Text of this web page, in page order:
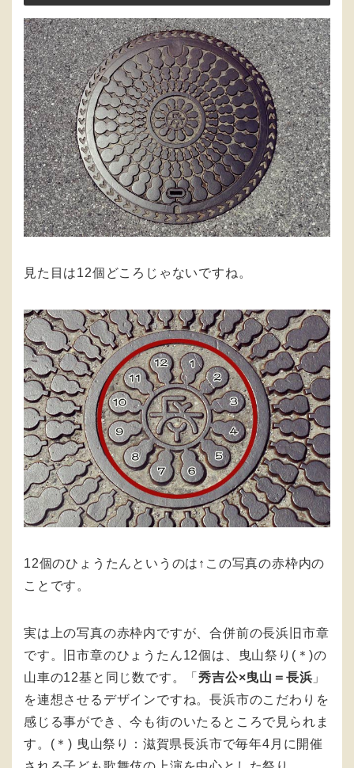
見た目は12個どころじゃないですね。
12個のひょうたんというのは↑この写真の赤枠内の
ことです。
実は上の写真の赤枠内ですが、合併前の長浜旧市章
です。旧市章のひょうたん12個は、曳山祭り(＊)の
山車の12基と同じ数です。「秀吉公×曳山＝長浜 」
を連想させるデザインですね。長浜市のこだわりを
感じる事ができ、今も街のいたるところで見られま
す。 (＊) 曳山祭り：滋賀県長浜市で毎年4月に開催